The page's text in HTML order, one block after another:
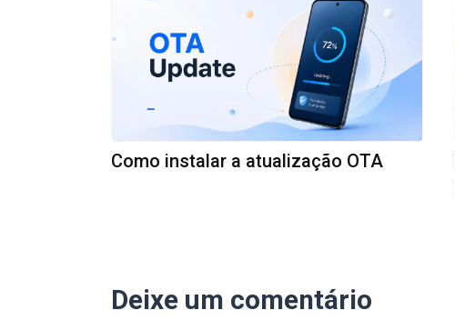
Como instalar a atualização OTA
Deixe um comentário